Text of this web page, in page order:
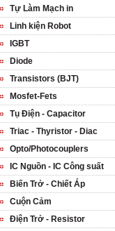
Tự Làm Mạch in
Linh kiện Robot
IGBT
Diode
Transistors (BJT)
Mosfet-Fets
Tụ Điện - Capacitor
Triac - Thyristor - Diac
Opto/Photocouplers
IC Nguồn - IC Công suất
Biến Trở - Chiết Áp
Cuộn Cảm
Điện Trở - Resistor